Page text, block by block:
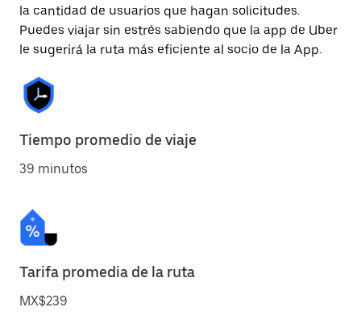
la cantidad de usuarios que hagan solicitudes.
Puedes viajar sin estrés sabiendo que la app de Uber
le sugerirá la ruta más eficiente al socio de la App.
Tiempo promedio de viaje
39 minutos
Tarifa promedia de la ruta
MX$239